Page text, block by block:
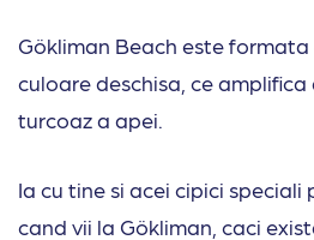
Gökliman Beach este
culoare deschisa, ce
turcoaz a apei.
Ia cu tine si acei cipici
cand vii la Gökliman, caci